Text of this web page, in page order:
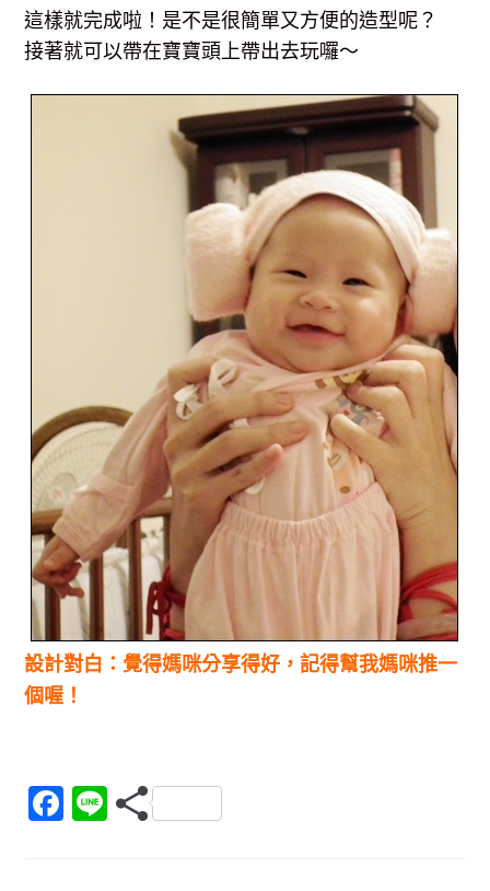
這樣就完成啦！是不是很簡單又方便的造型呢？
接著就可以帶在寶寶頭上帶出去玩囉～
設計對白：覺得媽咪分享得好，記得幫我媽咪推一
個喔！
F Li